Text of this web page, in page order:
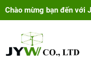
Chào mừng bạn đến với
đây để giúp bạn!